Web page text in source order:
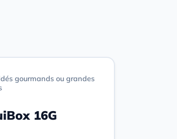
gourmands ou grandes
16G